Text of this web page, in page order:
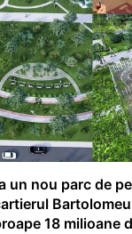
un nou parc de
18 milioane